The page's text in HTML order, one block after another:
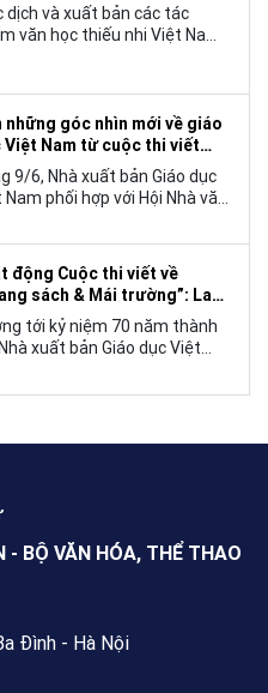
dịch và xuất bản các tác
văn học thiếu nhi Việt Nam
còn góp phần đưa những
chuyện mang đậm bản sắc
Việt Nam bước ra thế giới.
những góc nhìn mới về giáo
Việt Nam từ cuộc thi viết
sách và Mái trường”
9/6, Nhà xuất bản Giáo dục
Nam phối hợp với Hội Nhà văn
thi viết về “Trang sách và
hướng tới kỷ niệm 70
thành lập Nhà xuất bản Giáo
Việt Nam vào năm 2027.
động Cuộc thi viết về
sách & Mái trường”: Lan
yêu học tập, tôn vinh
giá trị bền vững của giáo
tới kỷ niệm 70 năm thành
xuất bản Giáo dục Việt
phối hợp với Hội Nhà
trong và ngoài nước, không
hạn độ tuổi, nghề nghiệp hay
trú.
- BỘ VĂN HÓA, THỂ THAO
Đình - Hà Nội